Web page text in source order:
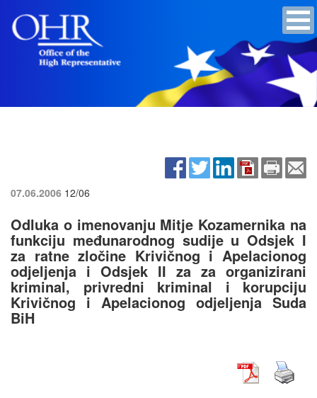
07.06.2006 12/06
Odluka o imenovanju Mitje Kozamernika na
funkciju međunarodnog sudije u Odsjek I
za ratne zločine Krivičnog i Apelacionog
odjeljenja i Odsjek II za za organizirani
kriminal, privredni kriminal i korupciju
Krivičnog i Apelacionog odjeljenja Suda
BiH